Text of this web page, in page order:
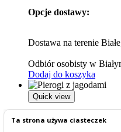
Ta strona używa ciasteczek
Opcje dostawy:
Dostawa na terenie
Odbiór osobisty w
Dodaj do koszyka
Quick view
Pierogi z jagodami